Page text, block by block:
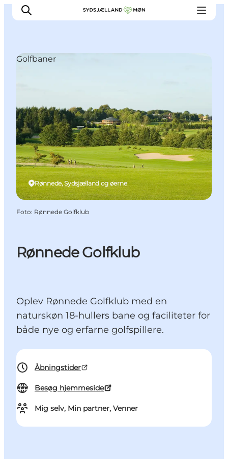
Events
Spis
Overnat
Planlæg din tur
Rønnede Golfklub
Oplev Rønnede Golfklub med en
naturskøn 18-hullers bane og faciliteter for
både nye og erfarne golfspillere.
Åbningstider
Besøg hjemmeside
Mig selv, Min partner, Venner
Rønnede, Sydsjælland og øerne
Golfbaner
Foto: Rønnede Golfklub